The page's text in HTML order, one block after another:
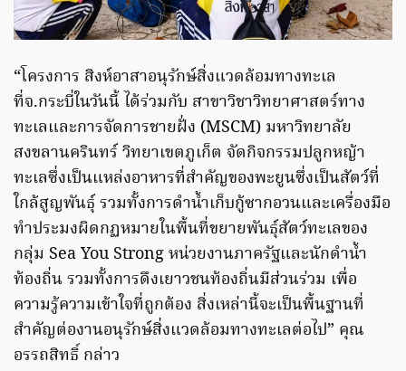
“โครงการ สิงห์อาสาอนุรักษ์สิ่งแวดล้อมทางทะเล
ที่จ.กระบี่ในวันนี้ ได้ร่วมกับ สาขาวิชาวิทยาศาสตร์ทาง
ทะเลและการจัดการชายฝั่ง (MSCM) มหาวิทยาลัย
สงขลานครินทร์ วิทยาเขตภูเก็ต จัดกิจกรรมปลูกหญ้า
ทะเลซึ่งเป็นแหล่งอาหารที่สำคัญของพะยูนซึ่งเป็นสัตว์ที่
ใกล้สูญพันธุ์ รวมทั้งการดำน้ำเก็บกู้ซากอวนและเครื่องมือ
ทำประมงผิดกฏหมายในพื้นที่ขยายพันธุ์สัตว์ทะเลของ
กลุ่ม Sea You Strong หน่วยงานภาครัฐและนักดำน้ำ
ท้องถิ่น รวมทั้งการดึงเยาวชนท้องถิ่นมีส่วนร่วม เพื่อ
ความรู้ความเข้าใจที่ถูกต้อง สิ่งเหล่านี้จะเป็นพื้นฐานที่
สำคัญต่องานอนุรักษ์สิ่งแวดล้อมทางทะเลต่อไป” คุณ
อรรถสิทธิ์ กล่าว